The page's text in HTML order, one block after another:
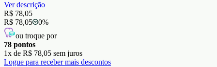
Ver descrição
R$ 78,05
R$ 78,05
0%
ou troque por
78 pontos
1x de R$ 78,05 sem juros
Logue para receber mais descontos